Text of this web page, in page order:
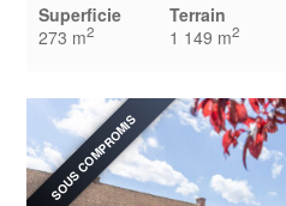
Superficie
273 m2
Terrain
1 149 m2
SOUS COMPROMIS